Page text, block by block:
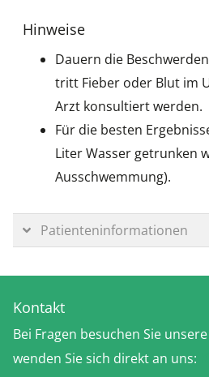
Hinweise
Dauern die
tritt Fieber oder Blut im
Arzt konsultiert werden.
Für die besten
Liter Wasser getrunken
Ausschwemmung).
Patienteninformationen
Kontakt
Bei Fragen besuchen Sie unsere
wenden Sie sich direkt an uns: